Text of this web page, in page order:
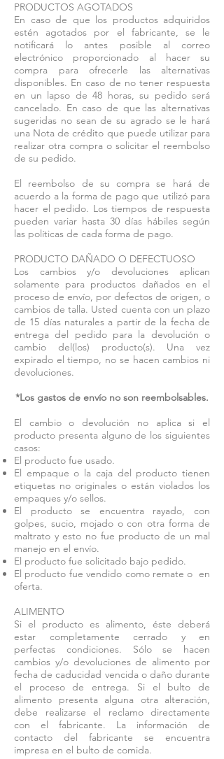
PRODUCTOS AGOTADOS
En caso de que los productos adquiridos
estén agotados por el fabricante, se le
notificará lo antes posible al correo
electrónico proporcionado al hacer su
compra para ofrecerle las alternativas
disponibles. En caso de no tener respuesta
en un lapso de 48 horas, su pedido será
cancelado. En caso de que las alternativas
sugeridas no sean de su agrado se le hará
una Nota de crédito que puede utilizar para
realizar otra compra o solicitar el reembolso
de su pedido.
El reembolso de su compra se hará de
acuerdo a la forma de pago que utilizó para
hacer el pedido. Los tiempos de respuesta
pueden variar hasta 30 días hábiles según
las políticas de cada forma de pago.
PRODUCTO DAÑADO O DEFECTUOSO
Los cambios y/o devoluciones aplican
solamente para productos dañados en el
proceso de envío, por defectos de origen, o
cambios de talla. Usted cuenta con un plazo
de 15 días naturales a partir de la fecha de
entrega del pedido para la devolución o
cambio del(los) producto(s). Una vez
expirado el tiempo, no se hacen cambios ni
devoluciones.
*Los gastos de envío no son reembolsables.
El cambio o devolución no aplica si el
producto presenta alguno de los siguientes
casos:
El producto fue usado.
El empaque o la caja del producto tienen
etiquetas no originales o están violados los
empaques y/o sellos.
El producto se encuentra rayado, con
golpes, sucio, mojado o con otra forma de
maltrato y esto no fue producto de un mal
manejo en el envío.
El producto fue solicitado bajo pedido.
El producto fue vendido como remate o en
oferta.
ALIMENTO
Si el producto es alimento, éste deberá
estar completamente cerrado y en
perfectas condiciones. Sólo se hacen
cambios y/o devoluciones de alimento por
fecha de caducidad vencida o daño durante
el proceso de entrega. Si el bulto de
alimento presenta alguna otra alteración,
debe realizarse el reclamo directamente
con el fabricante. La información de
contacto del fabricante se encuentra
impresa en el bulto de comida.